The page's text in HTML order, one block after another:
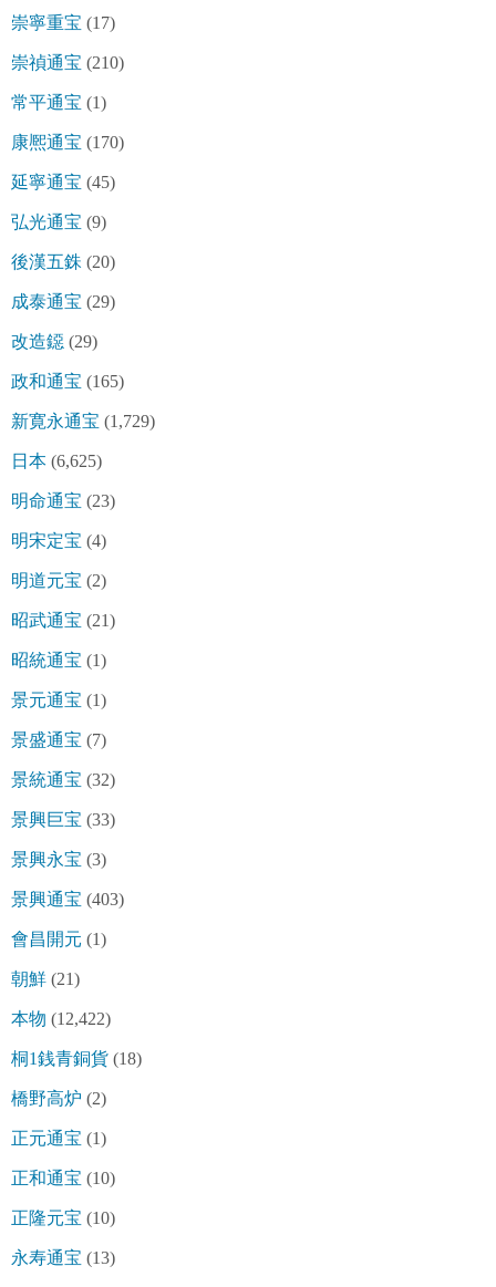
崇寧重宝 (17)
崇禎通宝 (210)
常平通宝 (1)
康熈通宝 (170)
延寧通宝 (45)
弘光通宝 (9)
後漢五銖 (20)
成泰通宝 (29)
改造鐚 (29)
政和通宝 (165)
新寛永通宝 (1,729)
日本 (6,625)
明命通宝 (23)
明宋定宝 (4)
明道元宝 (2)
昭武通宝 (21)
昭統通宝 (1)
景元通宝 (1)
景盛通宝 (7)
景統通宝 (32)
景興巨宝 (33)
景興永宝 (3)
景興通宝 (403)
會昌開元 (1)
朝鮮 (21)
本物 (12,422)
桐1銭青銅貨 (18)
橋野高炉 (2)
正元通宝 (1)
正和通宝 (10)
正隆元宝 (10)
永寿通宝 (13)